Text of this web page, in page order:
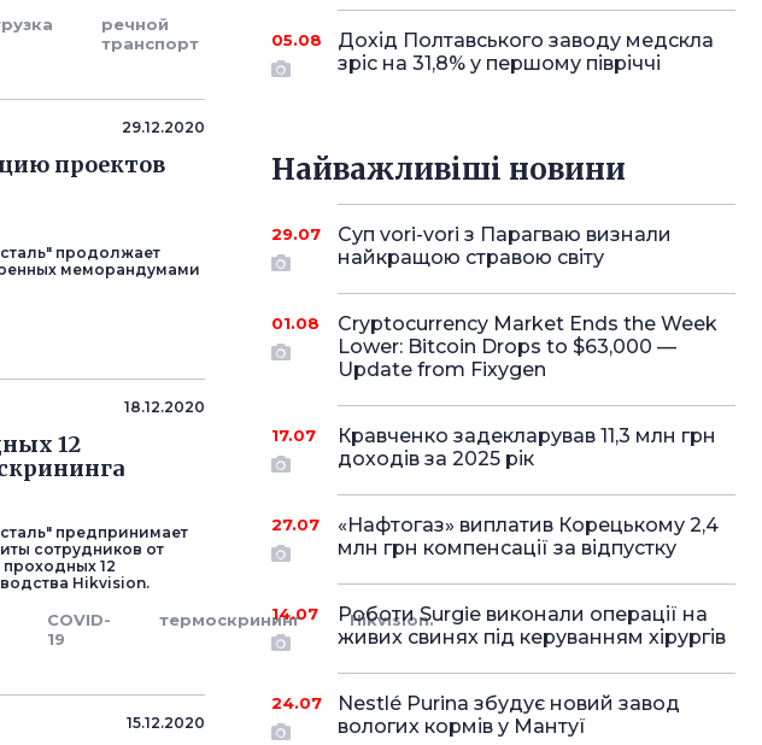
речной
транспорт
29.12.2020
проектов
продолжает
меморандумами
18.12.2020
12
предпринимает
сотрудников от
12
Hikvision.
COVID-
19
термоскрининг Hikvision.
15.12.2020
05.08
Дохід Полтавського заводу медскла
зріс на 31,8% у першому півріччі
Найважливіші новини
29.07
Суп vori-vori з Парагваю визнали
найкращою стравою світу
01.08
Cryptocurrency Market Ends the Week
Lower: Bitcoin Drops to $63,000 —
Update from Fixygen
17.07
Кравченко задекларував 11,3 млн грн
доходів за 2025 рік
27.07
«Нафтогаз» виплатив Корецькому 2,4
млн грн компенсації за відпустку
14.07
Роботи Surgie виконали операції на
живих свинях під керуванням хірургів
24.07
Nestlé Purina збудує новий завод
вологих кормів у Мантуї